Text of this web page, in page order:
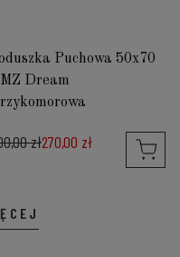
Puchowa 50x70
Dream
zł270,00 zł